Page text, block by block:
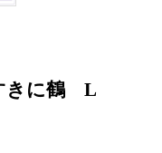
きに鶴 L